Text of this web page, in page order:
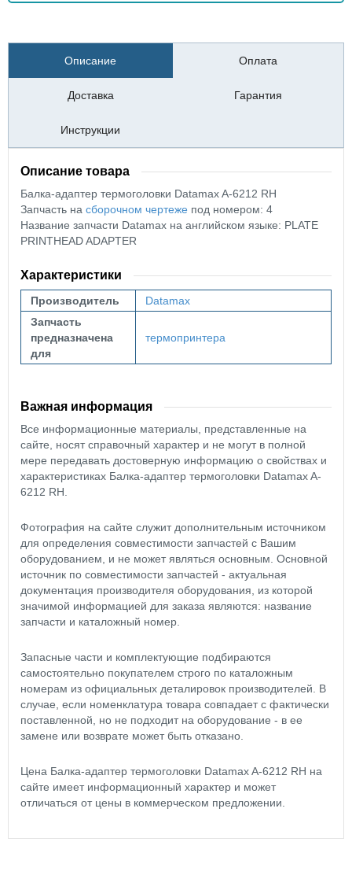
Описание Оплата
Доставка Гарантия
Инструкции
Описание товара
Балка-адаптер термоголовки Datamax A-6212 RH
Запчасть на сборочном чертеже под номером: 4
Название запчасти Datamax на английском языке: PLATE
PRINTHEAD ADAPTER
Характеристики
Производитель
Datamax
Запчасть
предназначена
для
термопринтера
Важная информация
Все информационные материалы, представленные на
сайте, носят справочный характер и не могут в полной
мере передавать достоверную информацию о свойствах и
характеристиках Балка-адаптер термоголовки Datamax A-
6212 RH.
Фотография на сайте служит дополнительным источником
для определения совместимости запчастей с Вашим
оборудованием, и не может являться основным. Основной
источник по совместимости запчастей - актуальная
документация производителя оборудования, из которой
значимой информацией для заказа являются: название
запчасти и каталожный номер.
Запасные части и комплектующие подбираются
самостоятельно покупателем строго по каталожным
номерам из официальных деталировок производителей. В
случае, если номенклатура товара совпадает с фактически
поставленной, но не подходит на оборудование - в ее
замене или возврате может быть отказано.
Цена Балка-адаптер термоголовки Datamax A-6212 RH на
сайте имеет информационный характер и может
отличаться от цены в коммерческом предложении.